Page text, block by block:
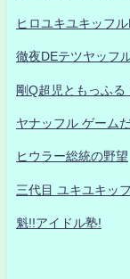
ヒロユキユキッフ
徹夜DEテツヤッフ
剛Q超児ともっふる
ヤナッフル ゲーム
ヒウラー総統の野望
三代目 ユキユキッ
魁!!アイドル塾!